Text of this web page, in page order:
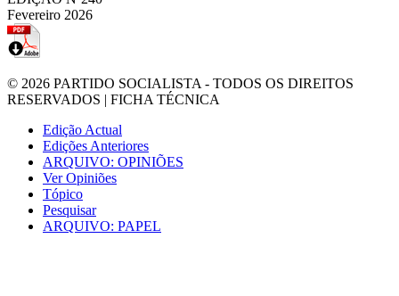
Fevereiro 2026
© 2026 PARTIDO SOCIALISTA - TODOS OS DIREITOS
RESERVADOS | FICHA TÉCNICA
Edição Actual
Edições Anteriores
ARQUIVO: OPINIÕES
Ver Opiniões
Tópico
Pesquisar
ARQUIVO: PAPEL